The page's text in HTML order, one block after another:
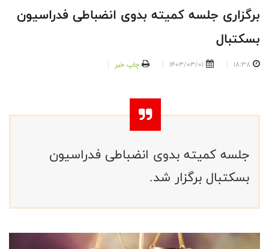
برگزاری جلسه کمیته بدوی انضباطی فدراسیون
بسکتبال
18:38
1403/03/01 چاپ خبر
جلسه کمیته بدوی انضباطی فدراسیون
بسکتبال برگزار شد.